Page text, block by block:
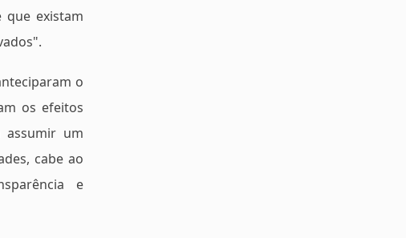
que existam
o
os efeitos
um
cabe ao
e